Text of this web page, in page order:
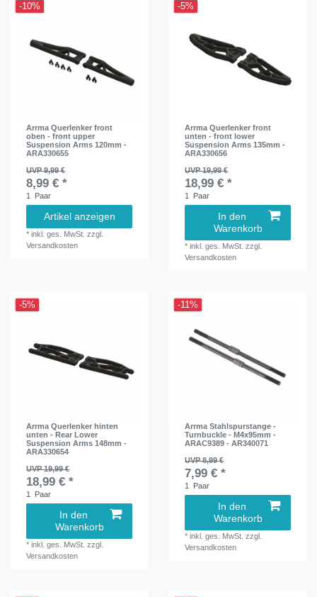
-10%
Arrma Querlenker front
oben - front upper
Suspension Arms 120mm -
ARA330655
UVP 9,99 €
8,99 € *
1 Paar
Artikel anzeigen
*inkl. ges. MwSt. zzgl.
Versandkosten
-5%
Arrma Querlenker front
unten - front lower
Suspension Arms 135mm -
ARA330656
UVP 19,99 €
18,99 € *
1 Paar
In den
Warenkorb
*inkl. ges. MwSt. zzgl.
Versandkosten
-5%
Arrma Querlenker hinten
unten - Rear Lower
Suspension Arms 148mm -
ARA330654
UVP 19,99 €
18,99 € *
1 Paar
In den
Warenkorb
*inkl. ges. MwSt. zzgl.
Versandkosten
-11%
Arrma Stahlspurstange -
Turnbuckle - M4x95mm -
ARAC9389 - AR340071
UVP 8,99 €
7,99 € *
1 Paar
In den
Warenkorb
*inkl. ges. MwSt. zzgl.
Versandkosten